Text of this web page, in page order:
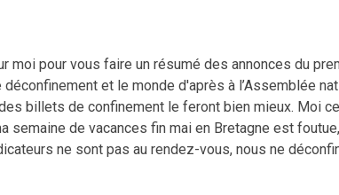
moi pour vous faire un résumé des annonces du
et le monde d'après à l’Assemblée
billets de confinement le feront bien mieux. Moi
semaine de vacances fin mai en Bretagne est
ne sont pas au rendez-vous, nous ne